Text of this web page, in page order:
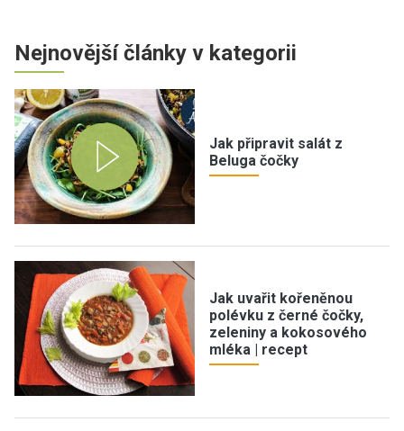
Nejnovější články v kategorii
Jak připravit salát z
Beluga čočky
Jak uvařit kořeněnou
polévku z černé čočky,
zeleniny a kokosového
mléka | recept